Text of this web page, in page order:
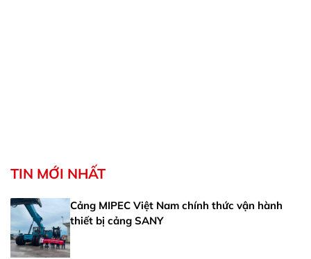
TIN MỚI NHẤT
Cảng MIPEC Việt Nam chính thức vận hành
thiết bị cảng SANY